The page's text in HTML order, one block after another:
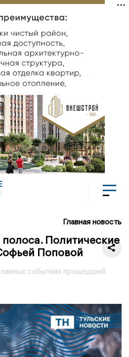
Главная новость
полоса. Политические
Поповой
событиях прошедшей